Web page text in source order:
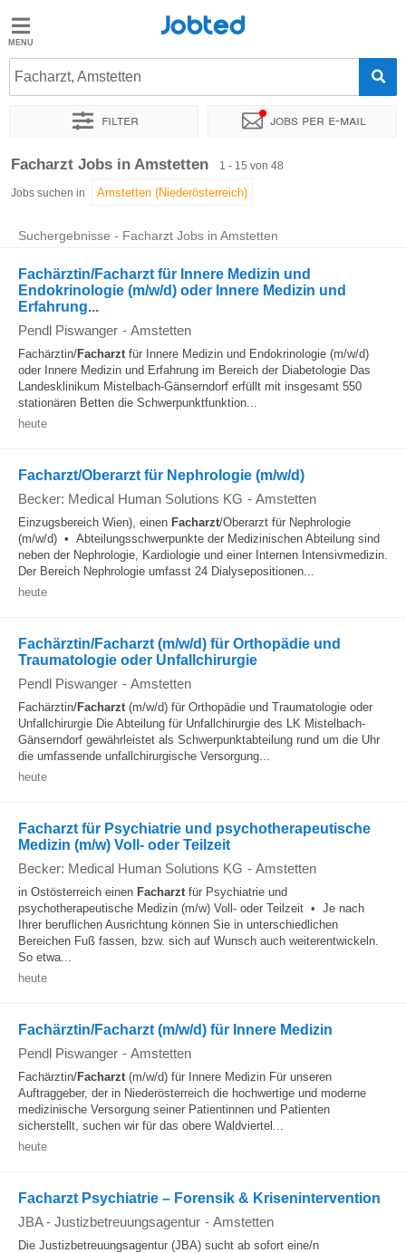
Jobted
Jobs
Jobted
Facharzt, Amstetten
Filter Jobs per e-mail
Sortieren nach Genauer Standort Unternehmen
Facharzt Jobs in Amstetten 1 - 15 von 48
Jobs suchen in
Suchergebnisse - Facharzt Jobs in Amstetten
Fachärztin/Facharzt für Innere Medizin und
Endokrinologie (m/w/d) oder Innere Medizin und
Erfahrung...
Pendl Piswanger - Amstetten
Fachärztin/Facharztfür Innere Medizin und Endokrinologie (m/w/d)
oder Innere Medizin und Erfahrung im Bereich der Diabetologie Das
Landesklinikum Mistelbach-Gänserndorf erfüllt mit insgesamt 550
stationären Betten die Schwerpunktfunktion...
heute
Facharzt/Oberarzt für Nephrologie (m/w/d)
Becker: Medical Human Solutions KG - Amstetten
Einzugsbereich Wien), einen Facharzt/Oberarzt für Nephrologie
(m/w/d) • Abteilungsschwerpunkte der Medizinischen Abteilung sind
neben der Nephrologie, Kardiologie und einer Internen Intensivmedizin.
Der Bereich Nephrologie umfasst 24 Dialysepositionen...
heute
Fachärztin/Facharzt (m/w/d) für Orthopädie und
Traumatologie oder Unfallchirurgie
Pendl Piswanger - Amstetten
Fachärztin/Facharzt(m/w/d) für Orthopädie und Traumatologie oder
Unfallchirurgie Die Abteilung für Unfallchirurgie des LK Mistelbach-
Gänserndorf gewährleistet als Schwerpunktabteilung rund um die Uhr
die umfassende unfallchirurgische Versorgung...
heute
Facharzt für Psychiatrie und psychotherapeutische
Medizin (m/w) Voll- oder Teilzeit
Becker: Medical Human Solutions KG - Amstetten
in Ostösterreich einen Facharztfür Psychiatrie und
psychotherapeutische Medizin (m/w) Voll- oder Teilzeit • Je nach
Ihrer beruflichen Ausrichtung können Sie in unterschiedlichen
Bereichen Fuß fassen, bzw. sich auf Wunsch auch weiterentwickeln.
So etwa...
heute
Fachärztin/Facharzt (m/w/d) für Innere Medizin
Pendl Piswanger - Amstetten
Fachärztin/Facharzt(m/w/d) für Innere Medizin Für unseren
Auftraggeber, der in Niederösterreich die hochwertige und moderne
medizinische Versorgung seiner Patientinnen und Patienten
sicherstellt, suchen wir für das obere Waldviertel...
heute
Facharzt Psychiatrie – Forensik & Krisenintervention
JBA - Justizbetreuungsagentur - Amstetten
Die Justizbetreuungsagentur (JBA) sucht ab sofort eine/n